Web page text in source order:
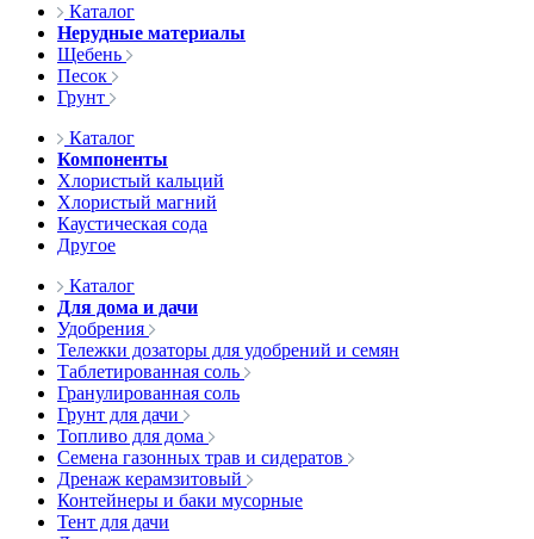
Каталог
Нерудные материалы
Щебень
Песок
Грунт
Каталог
Компоненты
Хлористый кальций
Хлористый магний
Каустическая сода
Другое
Каталог
Для дома и дачи
Удобрения
Тележки дозаторы для удобрений и семян
Таблетированная соль
Гранулированная соль
Грунт для дачи
Топливо для дома
Семена газонных трав и сидератов
Дренаж керамзитовый
Контейнеры и баки мусорные
Тент для дачи